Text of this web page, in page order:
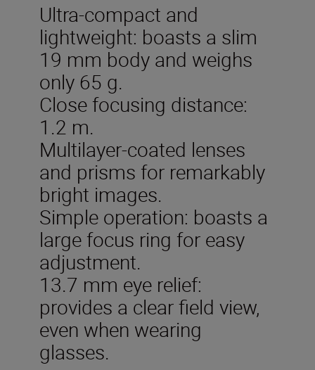
Ultra-compact and
lightweight: boasts a slim
19 mm body and weighs
only 65 g.
Close focusing distance:
1.2 m.
Multilayer-coated lenses
and prisms for remarkably
bright images.
Simple operation: boasts a
large focus ring for easy
adjustment.
13.7 mm eye relief:
provides a clear field view,
even when wearing
glasses.